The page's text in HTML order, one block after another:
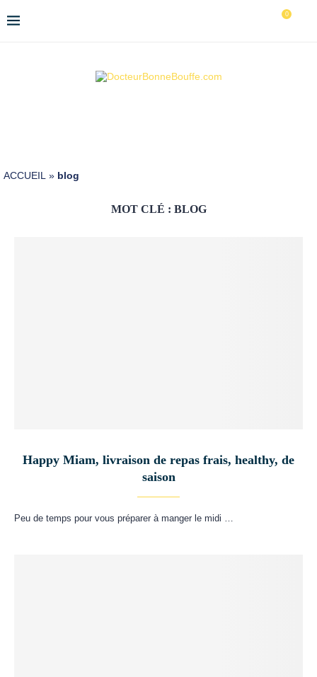
0
ACCUEIL » blog
MOT CLÉ : BLOG
Happy Miam, livraison de repas frais, healthy, de
saison
Peu de temps pour vous préparer à manger le midi …